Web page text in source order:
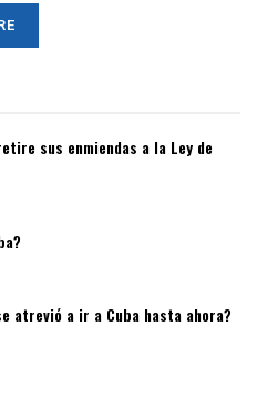
sus enmiendas a la Ley de
atrevió a ir a Cuba hasta ahora?